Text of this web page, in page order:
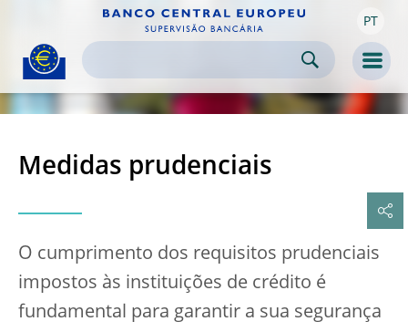
navigation
Skip to
content PT
Medidas prudenciais
O cumprimento dos requisitos prudenciais
impostos às instituições de crédito é
fundamental para garantir a sua segurança